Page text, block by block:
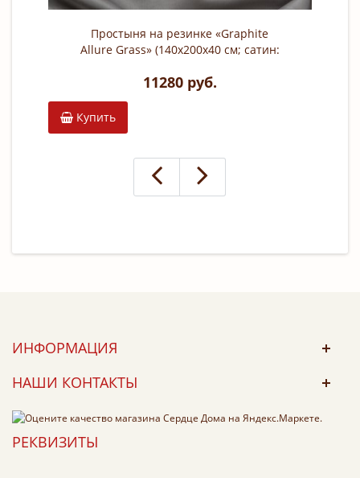
Простыня на резинке «Graphite
Allure Grass» (140х200х40 см; сатин:
11280 руб.
Купить
ИНФОРМАЦИЯ
НАШИ КОНТАКТЫ
РЕКВИЗИТЫ